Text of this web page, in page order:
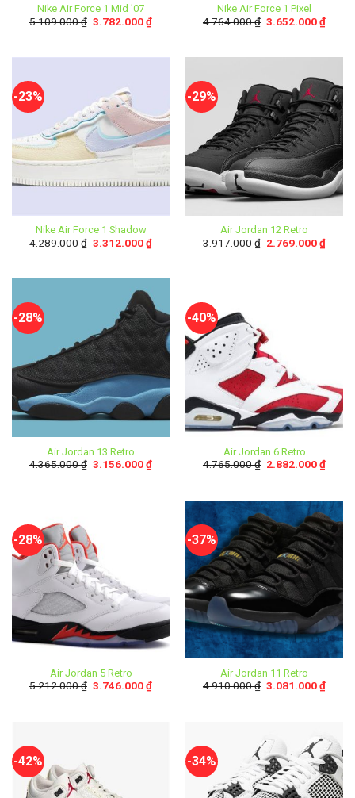
Nike Air Force 1 Mid ’07
5.109.000₫ 3.782.000₫
Nike Air Force 1 Pixel
4.764.000₫ 3.652.000₫
-23%
Nike Air Force 1 Shadow
4.289.000₫ 3.312.000₫
-29%
Air Jordan 12 Retro
3.917.000₫ 2.769.000₫
-28%
Air Jordan 13 Retro
4.365.000₫ 3.156.000₫
-40%
Air Jordan 6 Retro
4.765.000₫ 2.882.000₫
-28%
Air Jordan 5 Retro
5.212.000₫ 3.746.000₫
-37%
Air Jordan 11 Retro
4.910.000₫ 3.081.000₫
-42% -34%